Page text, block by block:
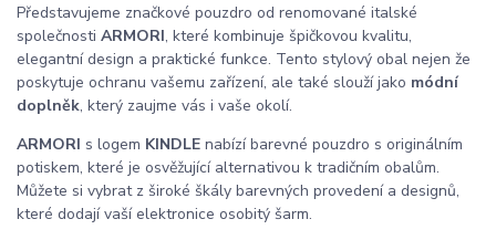
Představujeme značkové pouzdro od renomované italské
společnosti ARMORI, které kombinuje špičkovou kvalitu,
elegantní design a praktické funkce. Tento stylový obal nejen že
poskytuje ochranu vašemu zařízení, ale také slouží jako módní
doplněk, který zaujme vás i vaše okolí.
ARMORI s logem KINDLE nabízí barevné pouzdro s originálním
potiskem, které je osvěžující alternativou k tradičním obalům.
Můžete si vybrat z široké škály barevných provedení a designů,
které dodají vaší elektronice osobitý šarm.